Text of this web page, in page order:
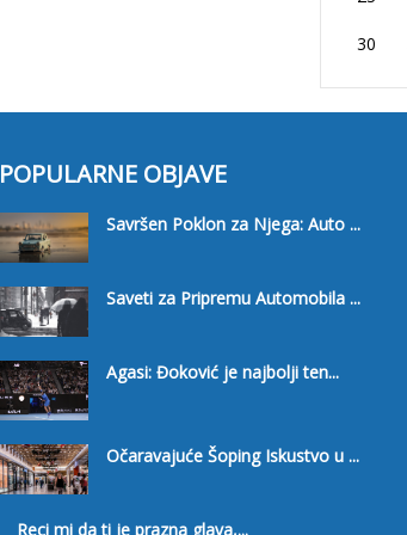
30
POPULARNE OBJAVE
Savršen Poklon za Njega: Auto ...
Saveti za Pripremu Automobila ...
Agasi: Đoković je najbolji ten...
Očaravajuće Šoping Iskustvo u ...
Reci mi da ti je prazna glava,...